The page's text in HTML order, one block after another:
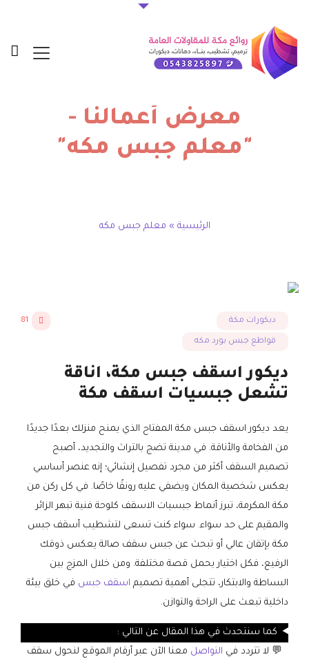
معرض أعمالنا -
"معلم جبس مكه"
الرئيسية » معلم جبس مكه
ديكورات مكة
قواطع جبس بورد مكه
81
ديكور اسقف جبس مكة، اناقة
تشعل جبسيات اسقف مكة
يعد ديكور اسقف جبس مكة المفتاح الذي يمنح منزلك بعدًا جديدًا
من الفخامة والأناقة. في مدينة تضج بالتراث والتجديد، أصبح
تصميم السقف أكثر من مجرد تفصيل إنشائي؛ إنه عنصر أساسي
يعكس شخصية المكان ويضفي عليه رونقًا خاصًا. في كل ركن من
مكة المكرمة، تبرز أنماط جبسيات الاسقف كلوحة فنية تبهر الزائر
والمقيم على حد سواء. سواء كنت تسعى لتشطيب أسقف جبس
مكة بإتقان عالي أو تبحث عن جبس سقف صالة يعكس ذوقك
الرفيع، فكل اختيار يحمل قصة مختلفة. ومن خلال المزج بين
البساطة والابتكار، تتجلى أهمية تصميم اسقف جبس في خلق بيئة
داخلية تبعث على الراحة والتوازن.
كما سنتحدث في هذا المقال عن التالي :
💬 لا تتردد في التواصل معنا الآن عبر أرقام الموقع لنحول سقف